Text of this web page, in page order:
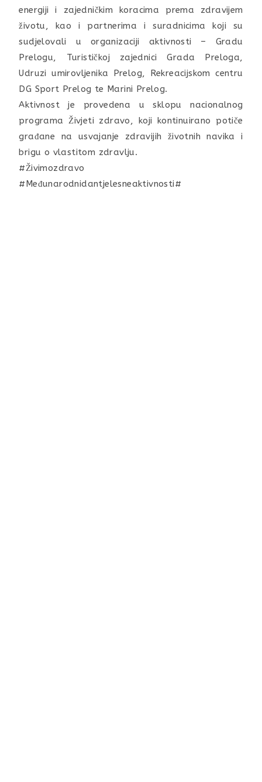
energiji i zajedničkim koracima prema zdravijem
životu, kao i partnerima i suradnicima koji su
sudjelovali u organizaciji aktivnosti – Gradu
Prelogu, Turističkoj zajednici Grada Preloga,
Udruzi umirovljenika Prelog, Rekreacijskom centru
DG Sport Prelog te Marini Prelog.
Aktivnost je provedena u sklopu nacionalnog
programa Živjeti zdravo, koji kontinuirano potiče
građane na usvajanje zdravijih životnih navika i
brigu o vlastitom zdravlju.
#Živimozdravo
#Međunarodnidantjelesneaktivnosti#